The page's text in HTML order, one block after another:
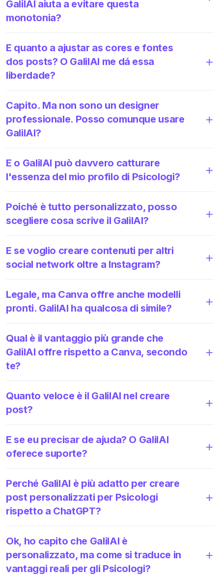
GalilAI aiuta a evitare questa
monotonia?
E quanto a ajustar as cores e fontes
dos posts? O GalilAI me dá essa
liberdade?
Capito. Ma non sono un designer
professionale. Posso comunque usare
GalilAI?
E o GalilAI può davvero catturare
l'essenza del mio profilo di Psicologi?
Poiché è tutto personalizzato, posso
scegliere cosa scrive il GalilAI?
E se voglio creare contenuti per altri
social network oltre a Instagram?
Legale, ma Canva offre anche modelli
pronti. GalilAI ha qualcosa di simile?
Qual è il vantaggio più grande che
GalilAI offre rispetto a Canva, secondo
te?
Quanto veloce è il GalilAI nel creare
post?
E se eu precisar de ajuda? O GalilAI
oferece suporte?
Perché GalilAI è più adatto per creare
post personalizzati per Psicologi
rispetto a ChatGPT?
Ok, ho capito che GalilAI è
personalizzato, ma come si traduce in
vantaggi reali per gli Psicologi?